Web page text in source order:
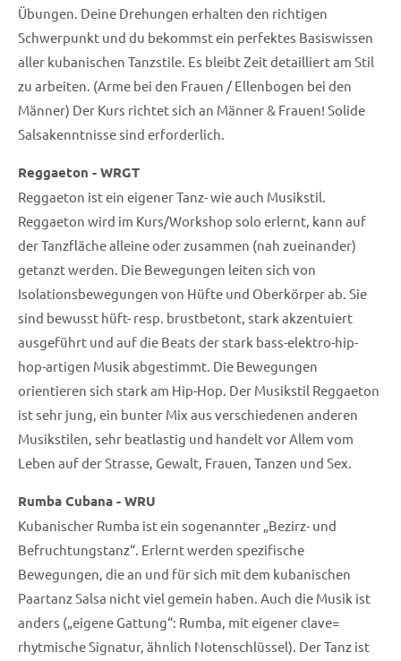
Übungen. Deine Drehungen erhalten den richtigen
Schwerpunkt und du bekommst ein perfektes Basiswissen
aller kubanischen Tanzstile. Es bleibt Zeit detailliert am Stil
zu arbeiten. (Arme bei den Frauen / Ellenbogen bei den
Männer) Der Kurs richtet sich an Männer & Frauen! Solide
Salsakenntnisse sind erforderlich.
Reggaeton - WRGT
Reggaeton ist ein eigener Tanz- wie auch Musikstil.
Reggaeton wird im Kurs/Workshop solo erlernt, kann auf
der Tanzfläche alleine oder zusammen (nah zueinander)
getanzt werden. Die Bewegungen leiten sich von
Isolationsbewegungen von Hüfte und Oberkörper ab. Sie
sind bewusst hüft- resp. brustbetont, stark akzentuiert
ausgeführt und auf die Beats der stark bass-elektro-hip-
hop-artigen Musik abgestimmt. Die Bewegungen
orientieren sich stark am Hip-Hop. Der Musikstil Reggaeton
ist sehr jung, ein bunter Mix aus verschiedenen anderen
Musikstilen, sehr beatlastig und handelt vor Allem vom
Leben auf der Strasse, Gewalt, Frauen, Tanzen und Sex.
Rumba Cubana - WRU
Kubanischer Rumba ist ein sogenannter „Bezirz- und
Befruchtungstanz“. Erlernt werden spezifische
Bewegungen, die an und für sich mit dem kubanischen
Paartanz Salsa nicht viel gemein haben. Auch die Musik ist
anders („eigene Gattung“: Rumba, mit eigener clave=
rhytmische Signatur, ähnlich Notenschlüssel). Der Tanz ist